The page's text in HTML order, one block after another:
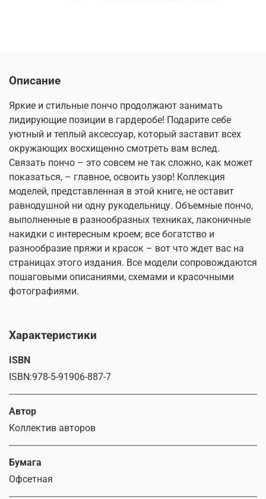
Описание
Яркие и стильные пончо продолжают занимать
лидирующие позиции в гардеробе! Подарите себе
уютный и теплый аксессуар, который заставит всех
окружающих восхищенно смотреть вам вслед.
Связать пончо – это совсем не так сложно, как может
показаться, – главное, освоить узор! Коллекция
моделей, представленная в этой книге, не оставит
равнодушной ни одну рукодельницу. Объемные пончо,
выполненные в разнообразных техниках, лаконичные
накидки с интересным кроем; все богатство и
разнообразие пряжи и красок – вот что ждет вас на
страницах этого издания. Все модели сопровождаются
пошаговыми описаниями, схемами и красочными
фотографиями.
Характеристики
ISBN
ISBN:978-5-91906-887-7
Автор
Коллектив авторов
Бумага
Офсетная